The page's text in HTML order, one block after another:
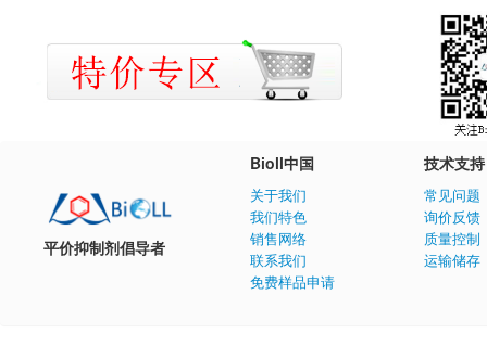
平价抑制剂倡导者
Bioll中国
关于我们
我们特色
销售网络
联系我们
免费样品申请
技术支持
常见问题
询价反馈
质量控制
运输储存